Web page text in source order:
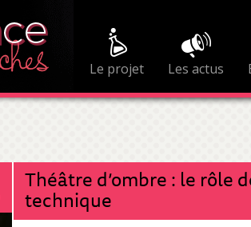
Le projet Les actus
Théâtre d’ombre : le rôle
technique